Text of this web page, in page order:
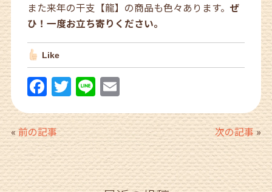
また来年の干支【龍】の商品も色々あります。 ぜ
ひ！一度お立ち寄りください。
Like
F
a
c
e
b
o
T
w
itt
er
Li
n
e
E
m
ai
l
«前の記事 次の記事»